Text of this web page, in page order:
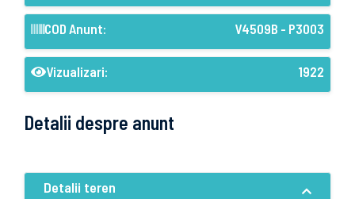
COD Anunt: V4509B - P3003
Vizualizari: 1922
Detalii despre anunt
Detalii teren